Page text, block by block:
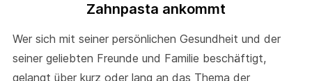
Zahnpasta ankommt
Wer sich mit seiner persönlichen Gesundheit und der
seiner geliebten Freunde und Familie beschäftigt,
gelangt über kurz oder lang an das Thema der